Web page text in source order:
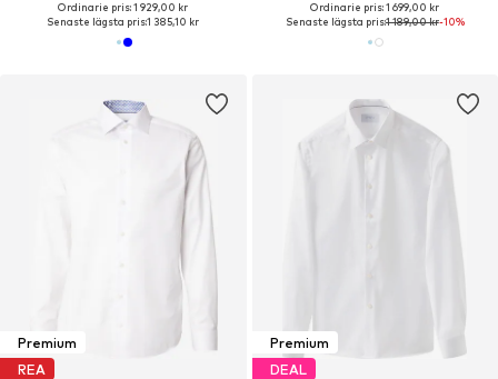
Ordinarie pris: 1 929,00 kr
Senaste lägsta pris:1 385,10 kr
Ordinarie pris: 1 699,00 kr
Senaste lägsta pris:1 189,00 kr-10%
Premium
REA
Premium
DEAL